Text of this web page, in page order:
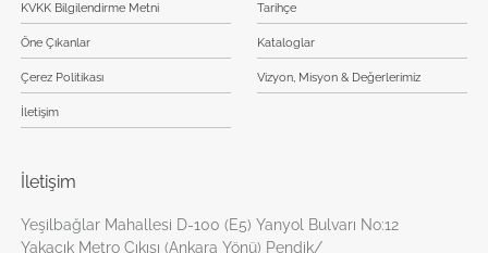
KVKK Bilgilendirme Metni Tarihçe
Öne Çıkanlar Kataloglar
Çerez Politikası Vizyon, Misyon & Değerlerimiz
İletişim
İletişim
Yeşilbağlar Mahallesi D-100 (E5) Yanyol Bulvarı No:12
Yakacık Metro Çıkışı (Ankara Yönü) Pendik/